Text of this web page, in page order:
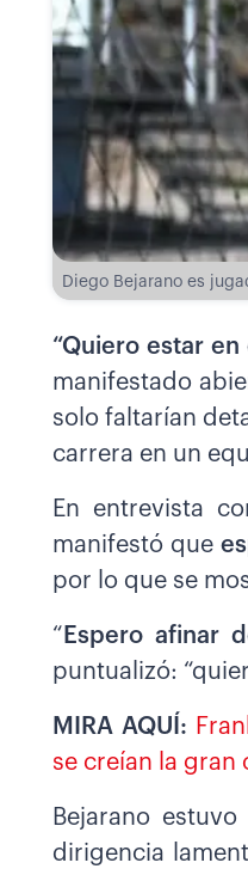
Diego Bejarano es
“Quiero estar
manifestado
solo faltarían
carrera en un
En entrevista
manifestó que
por lo que se
“ Espero afinar
puntualizó:
MIRA AQUÍ:
se creían la gran
Bejarano
dirigencia